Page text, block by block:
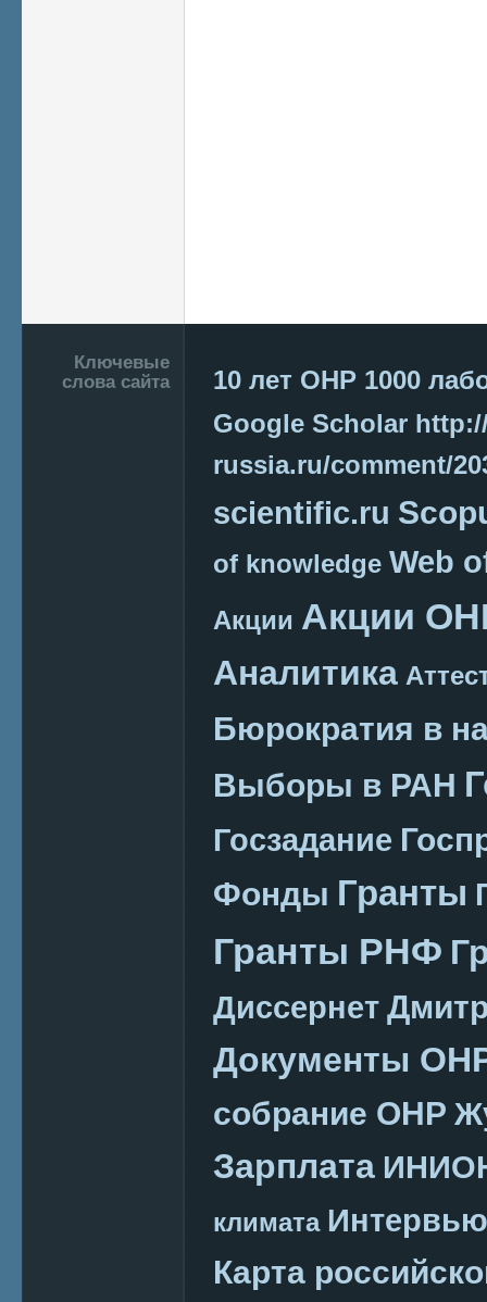
Подвал
Ключевые
слова сайта
10 лет ОНР 1000
Google Scholar
russia.ru/comment/
scientific.ru
of knowledge Web
Акции Акции
Аналитика
Бюрократия в
Выборы в РАН
Госзадание
Фонды Гранты
Гранты РНФ
Диссернет
Документы
собрание ОНР
Зарплата
климата Интервью
Карта